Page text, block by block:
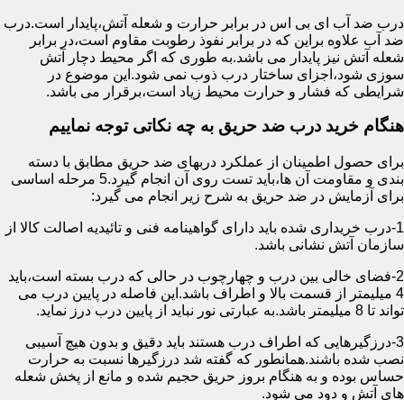
درب ضد آب ای بی اس در برابر حرارت و شعله آتش،پایدار است.درب
ضد آب علاوه براین که در برابر نفوذ رطوبت مقاوم است،در برابر
شعله آتش نیز پایدار می باشد.به طوری که اگر محیط دچار آتش
سوزی شود،اجزای ساختار درب ذوب نمی شود.این موضوع در
شرایطی که فشار و حرارت محیط زیاد است،برقرار می باشد.
هنگام خرید درب ضد حریق به چه نکاتی توجه نماییم
برای حصول اطمینان از عملکرد دربهای ضد حریق مطابق با دسته
بندی و مقاومت آن ها،باید تست روی آن انجام گیرد.5 مرحله اساسی
برای آزمایش در ضد حریق به شرح زیر انجام می گیرد:
1-درب خریداری شده باید دارای گواهینامه فنی و تائیدیه اصالت کالا از
سازمان آتش نشانی باشد.
2-فضای خالی بین درب و چهارچوب در حالی که درب بسته است،باید
4 میلیمتر از قسمت بالا و اطراف باشد.این فاصله در پایین درب می
تواند تا 8 میلیمتر باشد.به عبارتی نور نباید از پایین درب درز نماید.
3-درزگیرهایی که اطراف درب هستند باید دقیق و بدون هیچ آسیبی
نصب شده باشند.همانطور که گفته شد درزگیرها نسبت به حرارت
حساس بوده و به هنگام بروز حریق حجیم شده و مانع از پخش شعله
های آتش و دود می شود.